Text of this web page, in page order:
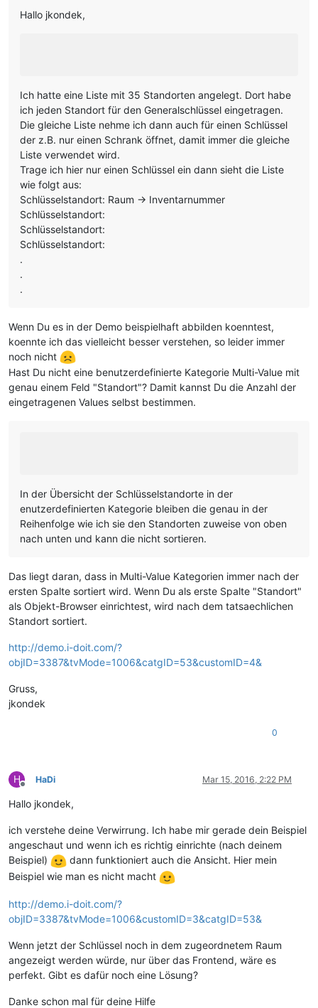
Hallo jkondek,
Ich hatte eine Liste mit 35 Standorten angelegt. Dort habe
ich jeden Standort für den Generalschlüssel eingetragen.
Die gleiche Liste nehme ich dann auch für einen Schlüssel
der z.B. nur einen Schrank öffnet, damit immer die gleiche
Liste verwendet wird.
Trage ich hier nur einen Schlüssel ein dann sieht die Liste
wie folgt aus:
Schlüsselstandort: Raum -> Inventarnummer
Schlüsselstandort:
Schlüsselstandort:
Schlüsselstandort:
.
.
.
Wenn Du es in der Demo beispielhaft abbilden koenntest,
koennte ich das vielleicht besser verstehen, so leider immer
noch nicht
Hast Du nicht eine benutzerdefinierte Kategorie Multi-Value mit
genau einem Feld "Standort"? Damit kannst Du die Anzahl der
eingetragenen Values selbst bestimmen.
In der Übersicht der Schlüsselstandorte in der
enutzerdefinierten Kategorie bleiben die genau in der
Reihenfolge wie ich sie den Standorten zuweise von oben
nach unten und kann die nicht sortieren.
Das liegt daran, dass in Multi-Value Kategorien immer nach der
ersten Spalte sortiert wird. Wenn Du als erste Spalte "Standort"
als Objekt-Browser einrichtest, wird nach dem tatsaechlichen
Standort sortiert.
http://demo.i-doit.com/?
objID=3387&tvMode=1006&catgID=53&customID=4&
Gruss,
jkondek
0
H
Offline
HaDi Mar 15, 2016, 2:22 PM
Hallo jkondek,
ich verstehe deine Verwirrung. Ich habe mir gerade dein Beispiel
angeschaut und wenn ich es richtig einrichte (nach deinem
Beispiel)
dann funktioniert auch die Ansicht. Hier mein
Beispiel wie man es nicht macht
http://demo.i-doit.com/?
objID=3387&tvMode=1006&customID=3&catgID=53&
Wenn jetzt der Schlüssel noch in dem zugeordnetem Raum
angezeigt werden würde, nur über das Frontend, wäre es
perfekt. Gibt es dafür noch eine Lösung?
Danke schon mal für deine Hilfe